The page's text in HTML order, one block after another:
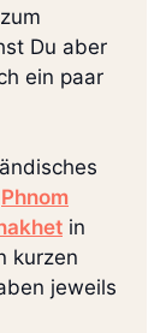
Du aber
ein paar
Phnom
in
kurzen
jeweils